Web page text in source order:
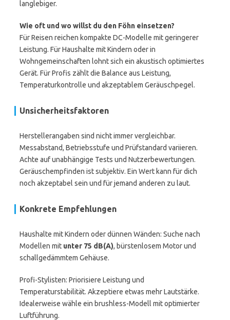
langlebiger.
Wie oft und wo willst du den Föhn einsetzen?
Für Reisen reichen kompakte DC-Modelle mit geringerer
Leistung. Für Haushalte mit Kindern oder in
Wohngemeinschaften lohnt sich ein akustisch optimiertes
Gerät. Für Profis zählt die Balance aus Leistung,
Temperaturkontrolle und akzeptablem Geräuschpegel.
Unsicherheitsfaktoren
Herstellerangaben sind nicht immer vergleichbar.
Messabstand, Betriebsstufe und Prüfstandard variieren.
Achte auf unabhängige Tests und Nutzerbewertungen.
Geräuschempfinden ist subjektiv. Ein Wert kann für dich
noch akzeptabel sein und für jemand anderen zu laut.
Konkrete Empfehlungen
Haushalte mit Kindern oder dünnen Wänden: Suche nach
Modellen mit unter 75 dB(A), bürstenlosem Motor und
schallgedämmtem Gehäuse.
Profi-Stylisten: Priorisiere Leistung und
Temperaturstabilität. Akzeptiere etwas mehr Lautstärke.
Idealerweise wähle ein brushless-Modell mit optimierter
Luftführung.